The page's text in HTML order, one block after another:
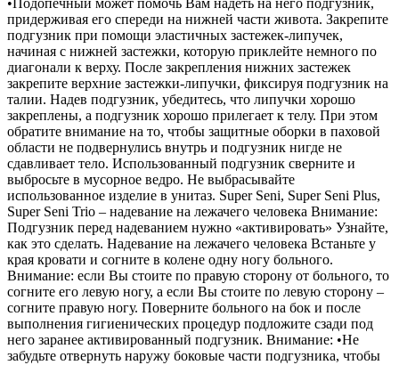
придерживая его спереди на нижней части живота. Закрепите
подгузник при помощи эластичных застежек-липучек,
начиная с нижней застежки, которую приклейте немного по
диагонали к верху. После закрепления нижних застежек
закрепите верхние застежки-липучки, фиксируя подгузник на
талии. Надев подгузник, убедитесь, что липучки хорошо
закреплены, а подгузник хорошо прилегает к телу. При этом
обратите внимание на то, чтобы защитные оборки в паховой
области не подвернулись внутрь и подгузник нигде не
сдавливает тело. Использованный подгузник сверните и
выбросьте в мусорное ведро. Не выбрасывайте
использованное изделие в унитаз. Super Seni, Super Seni Plus,
Super Seni Trio – надевание на лежачего человека Внимание:
Подгузник перед надеванием нужно «активировать» Узнайте,
как это сделать. Надевание на лежачего человека Встаньте у
края кровати и согните в колене одну ногу больного.
Внимание: если Вы стоите по правую сторону от больного, то
согните его левую ногу, а если Вы стоите по левую сторону –
согните правую ногу. Поверните больного на бок и после
выполнения гигиенических процедур подложите сзади под
него заранее активированный подгузник. Внимание: •Не
забудьте отвернуть наружу боковые части подгузника, чтобы